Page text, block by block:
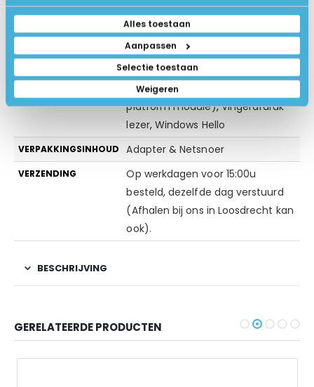
Alles toestaan
Aanpassen
Selectie toestaan
Weigeren
KLEUR Zilver
EXTRA SOFTWARE Geen extra software
Windows Beveiliging (antivirus)
Gezichtsherkenning
platform module),Vingerafdruk
lezer, Windows Hello
VERPAKKINGSINHOUD Adapter & Netsnoer
VERZENDING
Op werkdagen voor 15:00u
besteld, dezelfde dag verstuurd
(Afhalen bij ons in Loosdrecht kan
ook).
BESCHRIJVING
GERELATEERDE PRODUCTEN